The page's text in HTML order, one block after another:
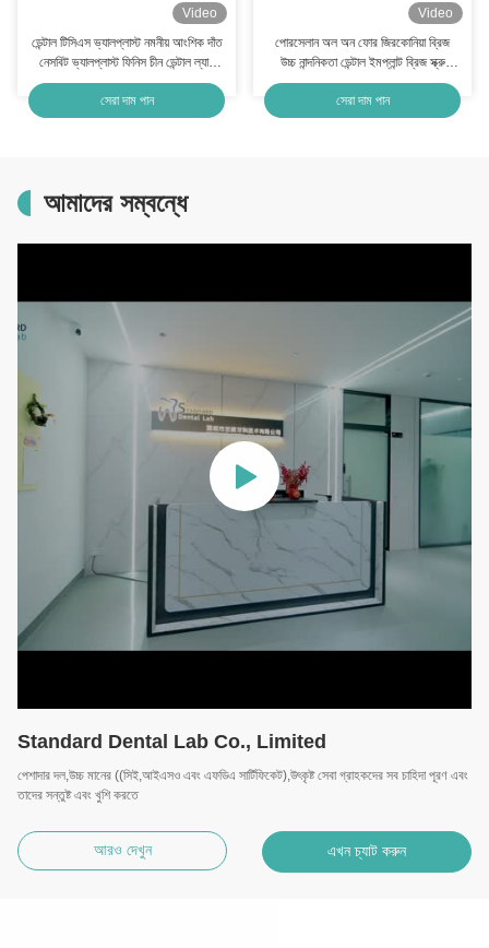
Video
ডেন্টাল টিসিএস ভ্যালপ্লাস্ট নমনীয় আংশিক দাঁত
নেসবিট ভ্যালপ্লাস্ট ফিনিস চীন ডেন্টাল ল্যাব
ভ্যালপ্লাস্ট ক্ল্যাশ
সেরা দাম পান
Video
পোরসেলান অল অন ফোর জিরকোনিয়া ব্রিজ
উচ্চ নান্দনিকতা ডেন্টাল ইমপ্লান্ট ব্রিজ স্ক্রু
সংরক্ষিত
সেরা দাম পান
আমাদের সম্বন্ধে
Standard Dental Lab Co., Limited
পেশাদার দল,উচ্চ মানের ((সিই,আইএসও এবং এফডিএ সার্টিফিকেট),উৎকৃষ্ট সেবা গ্রাহকদের সব চাহিদা পূরণ এবং
তাদের সন্তুষ্ট এবং খুশি করতে
আরও দেখুন এখন চ্যাট করুন